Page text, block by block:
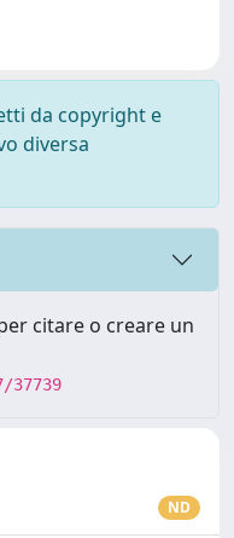
da copyright e
diversa
citare o creare un
ND